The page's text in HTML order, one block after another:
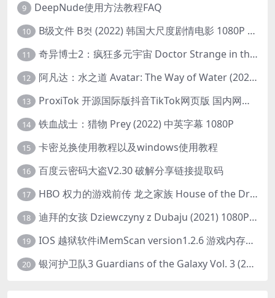
9 DeepNude使用方法教程FAQ
10 B级文件 B컷 (2022) 韩国大尺度剧情电影 1080P 中字
11 奇异博士2：疯狂多元宇宙 Doctor Strange in the Multiverse of Madness (2022) 高清版1080p
12 阿凡达：水之道 Avatar: The Way of Water (2022) 1080p 2k 4k 中文字幕
13 ProxiTok 开源国际版抖音TikTok网页版 国内网络直连
14 铁血战士：猎物 Prey (2022) 中英字幕 1080P
15 卡密兑换使用教程以及windows使用教程
16 百度云密码大盗V2.30 破解分享链接提取码
17 HBO 权力的游戏前传 龙之家族 House of the Dragon (2022) 中字 1080P 更新4集
18 迪拜的女孩 Dziewczyny z Dubaju (2021) 1080P 中字
19 IOS 越狱软件iMemScan version1.2.6 游戏内存修改器
20 银河护卫队3 Guardians of the Galaxy Vol. 3 (2023)4K高清资源1080p只分享精品